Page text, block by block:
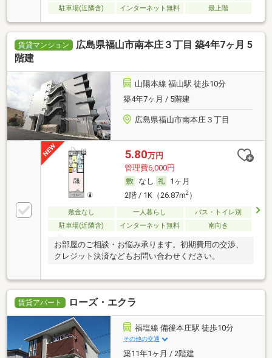
駐車場(近隣含)
インターネット無料 最上階
賃貸マンション
広島県福山市南本庄３丁目 築4年7ヶ月 5
階建
山陽本線 福山駅 徒歩10分
築4年7ヶ月 / 5階建
広島県福山市南本庄３丁目
5.80万円
管理費6,000円
なし
1ヶ月
2階 / 1K（26.87m2）
敷金なし 一人暮らし
バス・トイレ別
駐車場(近隣含)
インターネット無料 南向き
お部屋のご相談・お悩み承ります。初期費用の交渉、
クレジット決済などもお問い合わせください。
賃貸アパート ローズ・エクラ
福塩線 備後本庄駅 徒歩10分
その他の交通
築11年1ヶ月 / 2階建